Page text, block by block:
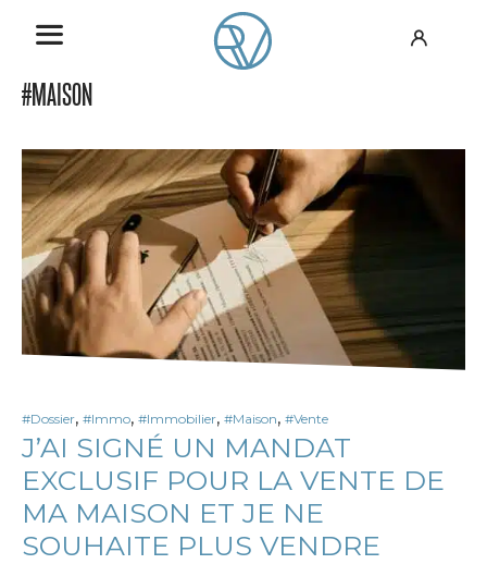
#MAISON
#Dossier, #Immo, #Immobilier, #Maison, #Vente
J’AI SIGNÉ UN MANDAT
EXCLUSIF POUR LA VENTE DE
MA MAISON ET JE NE
SOUHAITE PLUS VENDRE